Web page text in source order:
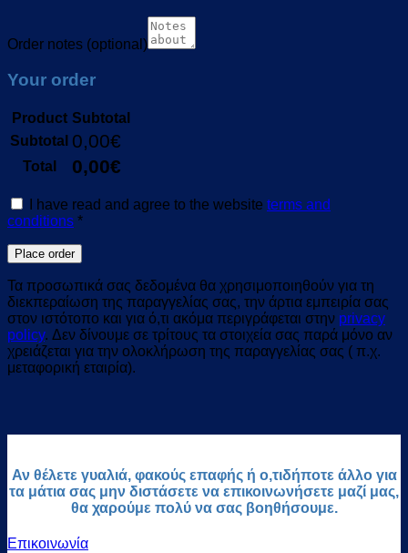
Order notes (optional)
Your order
Product Subtotal
Subtotal 0,00€
Total 0,00€
I have read and agree to the website terms and
conditions *
Place order
Τα προσωπικά σας δεδομένα θα χρησιμοποιηθούν για τη
διεκπεραίωση της παραγγελίας σας, την άρτια εμπειρία σας
στον ιστότοπο και για ό,τι ακόμα περιγράφεται στην privacy
policy. Δεν δίνουμε σε τρίτους τα στοιχεία σας παρά μόνο αν
χρειάζεται για την ολοκλήρωση της παραγγελίας σας ( π.χ.
μεταφορική εταιρία).
Αν θέλετε γυαλιά, φακούς επαφής ή ο,τιδήποτε άλλο για
τα μάτια σας μην διστάσετε να επικοινωνήσετε μαζί μας,
θα χαρούμε πολύ να σας βοηθήσουμε.
Επικοινωνία